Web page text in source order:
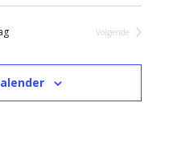
Volgende